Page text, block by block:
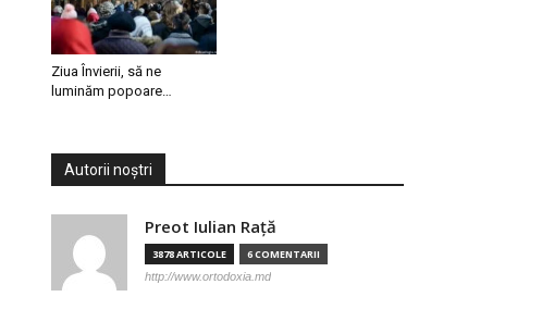
Ziua Învierii, să ne
luminăm popoare…
Autorii noștri
Preot Iulian Raţă
3878 ARTICOLE 6 COMENTARII
http://www.ortodoxia.md